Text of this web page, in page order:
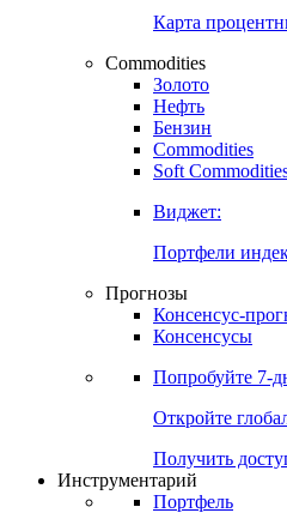
Карта
Commodities
Золото
Нефть
Бензин
Commodities
Soft
Виджет:
Портфели
Прогнозы
Консенсус-
Консенсусы
Попробуйте 7-
Откройте
Получить
Инструментарий
Портфель